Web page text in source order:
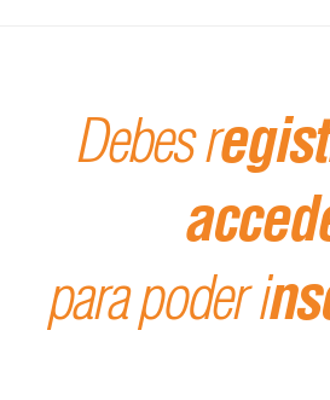
Debes r
para poder i